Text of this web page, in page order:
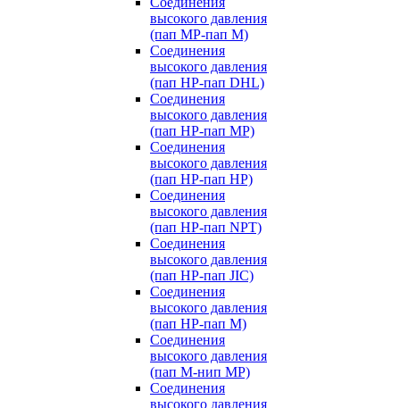
высокого давления
(пап MP-пап M)
Соединения
высокого давления
(пап HP-пап DHL)
Соединения
высокого давления
(пап HP-пап MP)
Соединения
высокого давления
(пап HP-пап HP)
Соединения
высокого давления
(пап HP-пап NPT)
Соединения
высокого давления
(пап HP-пап JIC)
Соединения
высокого давления
(пап HP-пап M)
Соединения
высокого давления
(пап M-нип MP)
Соединения
высокого давления